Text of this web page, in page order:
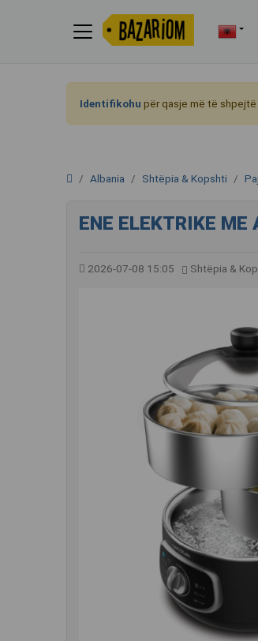
Identifikohu për qasje më të
Albania Shtëpia & Kopshti
ENE ELEKTRIKE
2026-07-08 15:05 Shtëpia &